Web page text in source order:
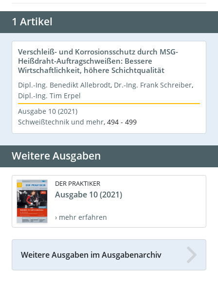
1 Artikel
Verschleiß- und Korrosionsschutz durch MSG-
Heißdraht-Auftragschweißen: Bessere
Wirtschaftlichkeit, höhere Schichtqualität
Dipl.-Ing. Benedikt Allebrodt, Dr.-Ing. Frank Schreiber,
Dipl.-Ing. Tim Erpel
Ausgabe 10 (2021)
Schweißtechnik und mehr, 494 - 499
Weitere Ausgaben
DER PRAKTIKER
Ausgabe 10 (2021)
› mehr erfahren
Weitere Ausgaben im Ausgabenarchiv